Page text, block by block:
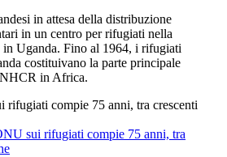
compie 75 anni, tra crescenti
sui rifugiati compie 75 anni, tra